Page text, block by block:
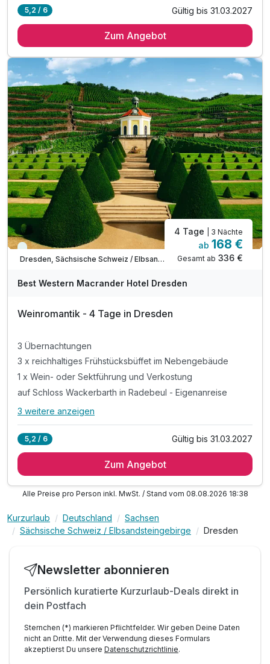
3 x reichhaltiges Frühstücksbüffet im Nebengebäude
1 x Große Stadtrundfahrt (Hop on Hop off)
inkl. Kaffee- und Teebar auf dem Zimmer
inkl. Wlan-Nutzung
5,2 / 6 Gültig bis 31.03.2027
Zum Angebot
Viele Termine frei
Dresden, Sächsische Schweiz / Elbsandsteingebirge
4 Tage | 3 Nächte
ab 168 €
Gesamt ab 336 €
Best Western Macrander Hotel Dresden
Weinromantik - 4 Tage in Dresden
3 Übernachtungen
3 x reichhaltiges Frühstücksbüffet im Nebengebäude
1 x Wein- oder Sektführung und Verkostung
auf Schloss Wackerbarth in Radebeul - Eigenanreise
Alle Inklusivleistungen
3 x reichhaltiges Frühstücksbüffet im Nebengebäude
auf Schloss Wackerbarth in Radebeul - Eigenanreise
inkl. Kaffee- und Teebar im Zimmer
3 weitere anzeigen
5,2 / 6 Gültig bis 31.03.2027
Zum Angebot
Alle Preise pro Person inkl. MwSt. / Stand vom 08.08.2026 18:38
Kurzurlaub Deutschland
Sachsen
Sächsische Schweiz / Elbsandsteingebirge
Dresden
Newsletter abonnieren
Persönlich kuratierte Kurzurlaub-Deals direkt in
dein Postfach
Sternchen (*) markieren Pflichtfelder. Wir geben Deine Daten
nicht an Dritte. Mit der Verwendung dieses Formulars
akzeptierst Du unsere Datenschutzrichtlinie.